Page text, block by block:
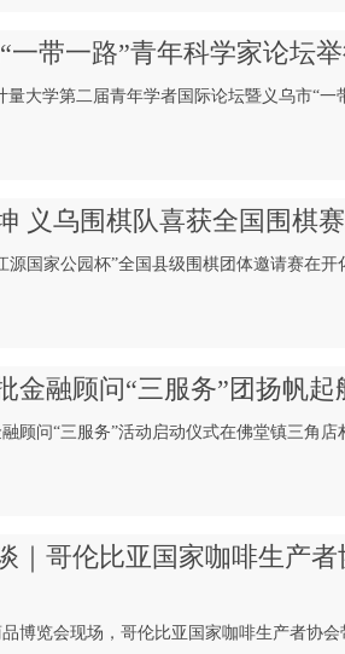
一带一路”青年科学家论坛
量大学第二届青年学者国际论坛暨义乌市“一
义乌围棋队喜获全国围棋
源国家公园杯”全国县级围棋团体邀请赛在开
金融顾问“三服务”团扬帆起
顾问“三服务”活动启动仪式在佛堂镇三角
｜哥伦比亚国家咖啡生产
博览会现场，哥伦比亚国家咖啡生产者协会